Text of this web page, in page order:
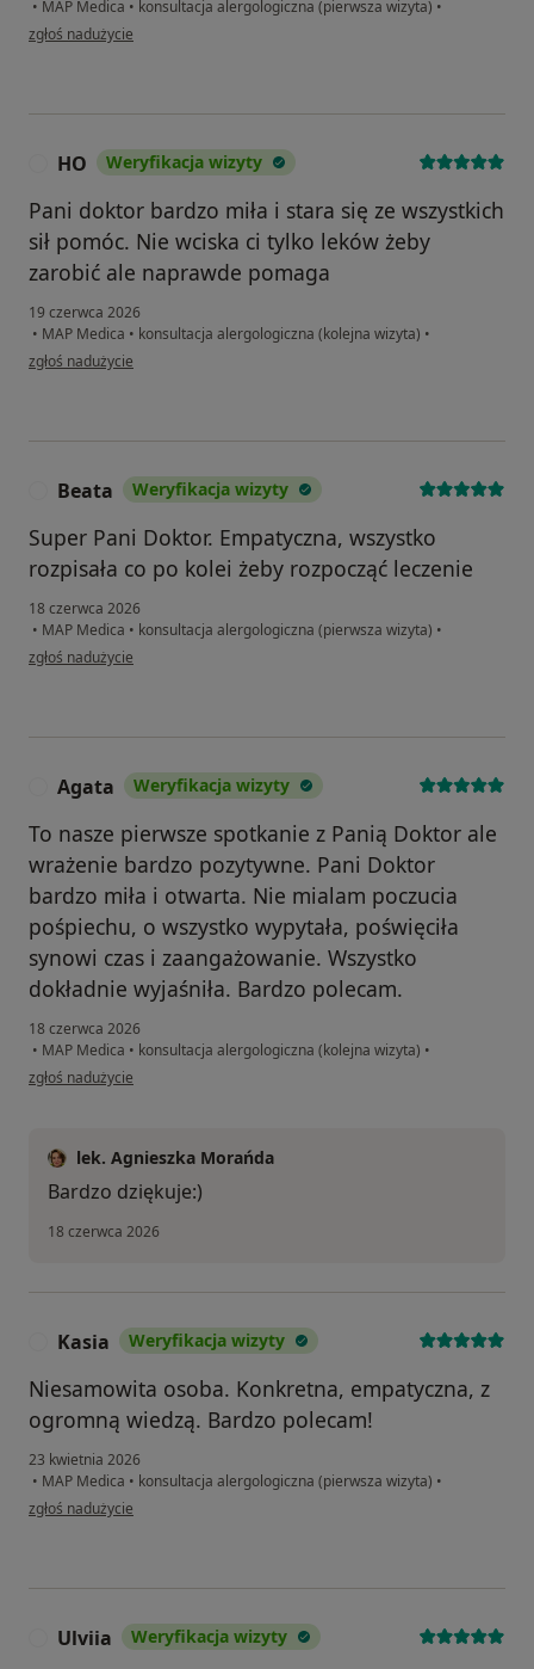
• MAP Medica • konsultacja alergologiczna (pierwsza wizyta) •
w opinii użytkownika Szymon
zgłoś nadużycie
HO Weryfikacja wizyty
Pani doktor bardzo miła i stara się ze wszystkich
sił pomóc. Nie wciska ci tylko leków żeby
zarobić ale naprawde pomaga
19 czerwca 2026
• MAP Medica • konsultacja alergologiczna (kolejna wizyta) •
w opinii użytkownika HO
zgłoś nadużycie
Beata Weryfikacja wizyty
Super Pani Doktor. Empatyczna, wszystko
rozpisała co po kolei żeby rozpocząć leczenie
18 czerwca 2026
• MAP Medica • konsultacja alergologiczna (pierwsza wizyta) •
w opinii użytkownika Beata
zgłoś nadużycie
Agata Weryfikacja wizyty
To nasze pierwsze spotkanie z Panią Doktor ale
wrażenie bardzo pozytywne. Pani Doktor
bardzo miła i otwarta. Nie mialam poczucia
pośpiechu, o wszystko wypytała, poświęciła
synowi czas i zaangażowanie. Wszystko
dokładnie wyjaśniła. Bardzo polecam.
18 czerwca 2026
• MAP Medica • konsultacja alergologiczna (kolejna wizyta) •
w opinii użytkownika Agata
zgłoś nadużycie
lek. Agnieszka Morańda
Bardzo dziękuje:)
18 czerwca 2026
Kasia Weryfikacja wizyty
Niesamowita osoba. Konkretna, empatyczna, z
ogromną wiedzą. Bardzo polecam!
23 kwietnia 2026
• MAP Medica • konsultacja alergologiczna (pierwsza wizyta) •
w opinii użytkownika Kasia
zgłoś nadużycie
Ulviia Weryfikacja wizyty